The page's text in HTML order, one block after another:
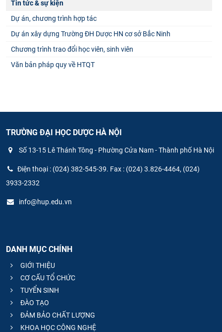
Tin tức & sự kiện
Dự án, chương trình hợp tác
Dự án xây dựng Trường ĐH Dược HN cơ sở Bắc Ninh
Chương trình trao đổi học viên, sinh viên
Văn bản pháp quy về HTQT
TRƯỜNG ĐẠI HỌC DƯỢC HÀ NỘI
Số 13-15 Lê Thánh Tông - Phường Cửa Nam - Thành phố Hà Nội
Điện thoại : (024) 382-545-39. Fax : (024) 3.826-4464, (024)
3933-2332
info@hup.edu.vn
DANH MỤC CHÍNH
GIỚI THIỆU
CƠ CẤU TỔ CHỨC
TUYỂN SINH
ĐÀO TẠO
ĐẢM BẢO CHẤT LƯỢNG
KHOA HỌC CÔNG NGHỆ